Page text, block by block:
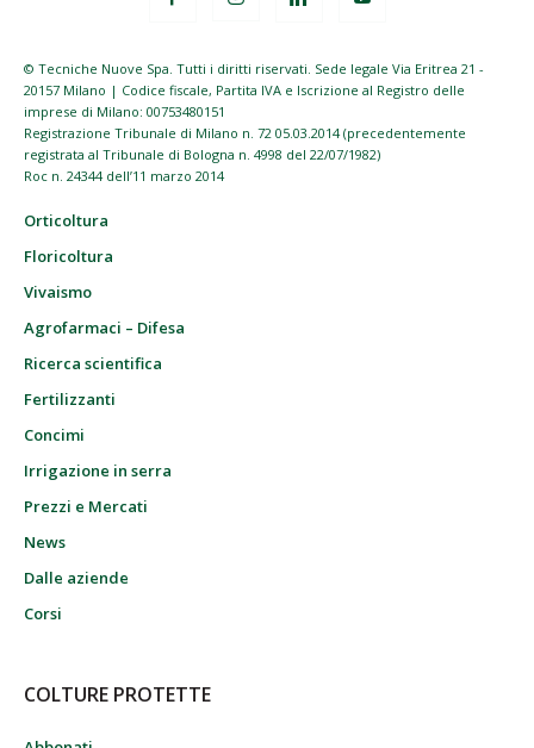
© Tecniche Nuove Spa. Tutti i diritti riservati. Sede legale Via Eritrea 21 -
20157 Milano | Codice fiscale, Partita IVA e Iscrizione al Registro delle
imprese di Milano: 00753480151
Registrazione Tribunale di Milano n. 72 05.03.2014 (precedentemente
registrata al Tribunale di Bologna n. 4998 del 22/07/1982)
Roc n. 24344 dell’11 marzo 2014
Orticoltura
Floricoltura
Vivaismo
Agrofarmaci – Difesa
Ricerca scientifica
Fertilizzanti
Concimi
Irrigazione in serra
Prezzi e Mercati
News
Dalle aziende
Corsi
COLTURE PROTETTE